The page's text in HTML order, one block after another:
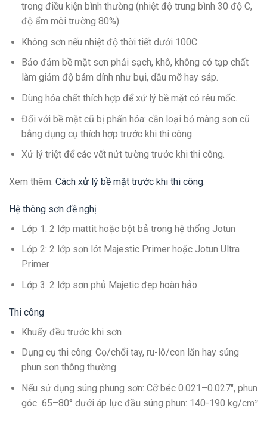
trong điều kiện bình thường (nhiệt độ trung bình 30 độ C,
độ ẩm môi trường 80%).
Không sơn nếu nhiệt độ thời tiết dưới 100C.
Bảo đảm bề mặt sơn phải sạch, khô, không có tạp chất
làm giảm độ bám dính như bụi, dầu mỡ hay sáp.
Dùng hóa chất thích hợp để xử lý bề mặt có rêu mốc.
Đối với bề mặt cũ bị phấn hóa: cần loại bỏ màng sơn cũ
bằng dụng cụ thích hợp trước khi thi công.
Xử lý triệt để các vết nứt tường trước khi thi công.
Xem thêm: Cách xử lý bề mặt trước khi thi công.
Hệ thông sơn đề nghị
Lớp 1: 2 lớp mattit hoặc bột bả trong hệ thống Jotun
Lớp 2: 2 lớp sơn lót Majestic Primer hoặc Jotun Ultra
Primer
Lớp 3: 2 lớp sơn phủ Majetic đẹp hoàn hảo
Thi công
Khuấy đều trước khi sơn
Dụng cụ thi công: Cọ/chổi tay, ru-lô/con lăn hay súng
phun sơn thông thường.
Nếu sử dụng súng phung sơn: Cỡ béc 0.021–0.027″, phun
góc 65–80° dưới áp lực đầu súng phun: 140-190 kg/cm²